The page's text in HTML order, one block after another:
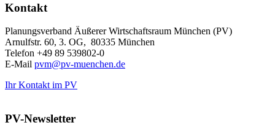
Kontakt
Planungsverband Äußerer Wirtschaftsraum München (PV)
Arnulfstr. 60, 3. OG, 80335 München
Telefon +49 89 539802-0
E-Mail pvm@pv-muenchen.de
Ihr Kontakt im PV
PV-Newsletter